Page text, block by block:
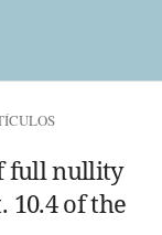
full nullity
10.4 of the